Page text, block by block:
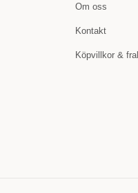
Om oss
Kontakt
Köpvillkor &